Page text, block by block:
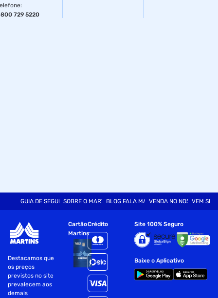
:
729 5220
GUIA DE SEGURANÇASOBRE O MARTINSBLOG FALA MARTVENDA NO NOSSO SITE
VEM SER
Destacamos que
os preços
previstos no site
prevalecem aos
demais
Cartão
Martins
Crédito Site 100% Seguro
Baixe o Aplicativo